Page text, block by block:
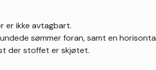
er ikke avtagbart.
sømmer foran, samt en
der stoffet er skjøtet.